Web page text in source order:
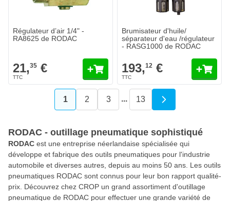
Régulateur d’air 1/4" -
RA8625 de RODAC
21,35 €
Brumisateur d'huile/
séparateur d'eau /régulateur
- RASG1000 de RODAC
193,12 €
Vous lisez actuellement la page
1 Page
2 Page
3 ... Page
13
RODAC - outillage pneumatique sophistiqué
RODAC est une entreprise néerlandaise spécialisée qui
développe et fabrique des outils pneumatiques pour l'industrie
automobile et diverses autres, depuis au moins 50 ans. Les outils
pneumatiques RODAC sont connus pour leur bon rapport qualité-
prix. Découvrez chez CROP un grand assortiment d'outillage
pneumatique de RODAC pour effectuer une grande variété de